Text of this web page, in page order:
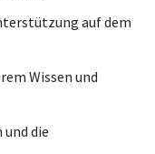
auf dem
Wissen und
die